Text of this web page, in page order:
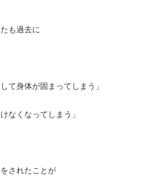
も過去に
て身体が固まってしまう」
なくなってしまう」
されたことが